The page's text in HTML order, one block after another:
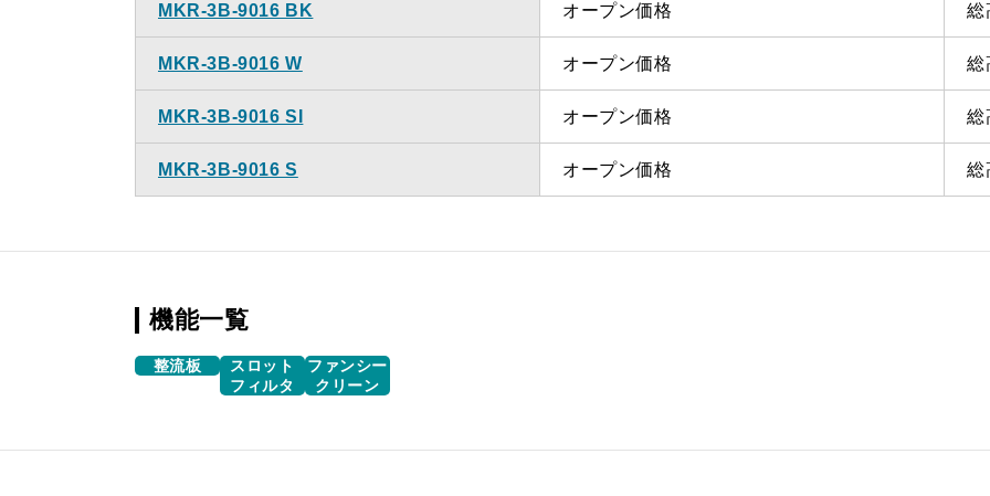
MKR-3B-9016 BK オープン価格 総
MKR-3B-9016 W オープン価格 総
MKR-3B-9016 SI オープン価格 総
MKR-3B-9016 S オープン価格 総
機能一覧
整流板
スロット
フィルタ
ファンシー
クリーン